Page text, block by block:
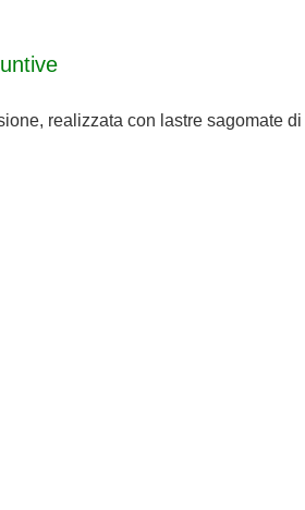
realizzata con lastre sagomate